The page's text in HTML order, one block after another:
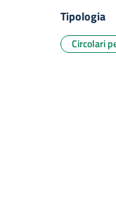
Tipologia
Circolari